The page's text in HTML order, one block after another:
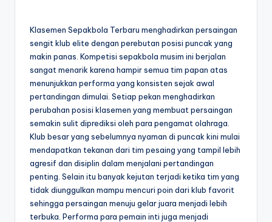
Klasemen Sepakbola Terbaru menghadirkan persaingan
sengit klub elite dengan perebutan posisi puncak yang
makin panas. Kompetisi sepakbola musim ini berjalan
sangat menarik karena hampir semua tim papan atas
menunjukkan performa yang konsisten sejak awal
pertandingan dimulai. Setiap pekan menghadirkan
perubahan posisi klasemen yang membuat persaingan
semakin sulit diprediksi oleh para pengamat olahraga.
Klub besar yang sebelumnya nyaman di puncak kini mulai
mendapatkan tekanan dari tim pesaing yang tampil lebih
agresif dan disiplin dalam menjalani pertandingan
penting. Selain itu banyak kejutan terjadi ketika tim yang
tidak diunggulkan mampu mencuri poin dari klub favorit
sehingga persaingan menuju gelar juara menjadi lebih
terbuka. Performa para pemain inti juga menjadi